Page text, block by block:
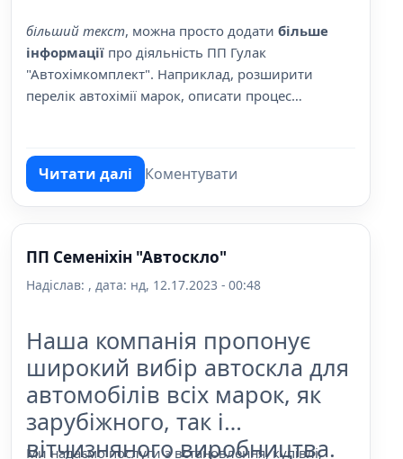
більший текст, можна просто додати більше
інформації про діяльність ПП Гулак
"Автохімкомплект". Наприклад, розширити
перелік автохімії марок, описати процес
компанії.
Читати даліпро ПП Гулак "Автохімкомплект",
Коментувати
ПП Семеніхін "Автоскло"
Надіслав: , дата: нд, 12.17.2023 - 00:48
Наша компанія пропонує
широкий вибір автоскла для
автомобілів всіх марок, як
зарубіжного, так і
вітчизняного виробництва.
Ми надаємо послуги з встановлення, купівлі,